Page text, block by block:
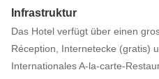
Infrastruktur
Das Hotel verfügt über einen
Réception, Internetecke (gratis)
Internationales A-la-carte-